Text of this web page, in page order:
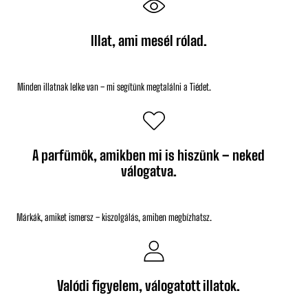
Illat, ami mesél rólad.
Minden illatnak lelke van – mi segítünk megtalálni a Tiédet.
A parfümök, amikben mi is hiszünk – neked
válogatva.
Márkák, amiket ismersz – kiszolgálás, amiben megbízhatsz.
Valódi figyelem, válogatott illatok.